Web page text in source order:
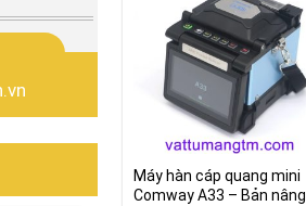
Máy hàn cáp quang mini
Comway A33 – Bản nâng